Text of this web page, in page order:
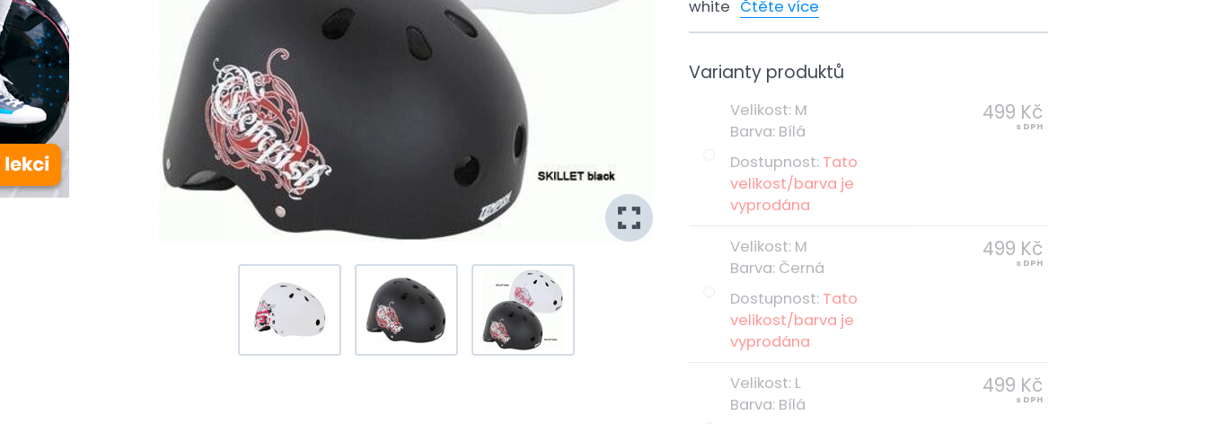
white Čtěte více
Varianty produktů
Velikost: M
Barva: Bílá
Dostupnost: Tato
velikost/barva je
vyprodána
499 Kč
s DPH
Velikost: M
Barva: Černá
Dostupnost: Tato
velikost/barva je
vyprodána
499 Kč
s DPH
Velikost: L
Barva: Bílá
499 Kč
s DPH